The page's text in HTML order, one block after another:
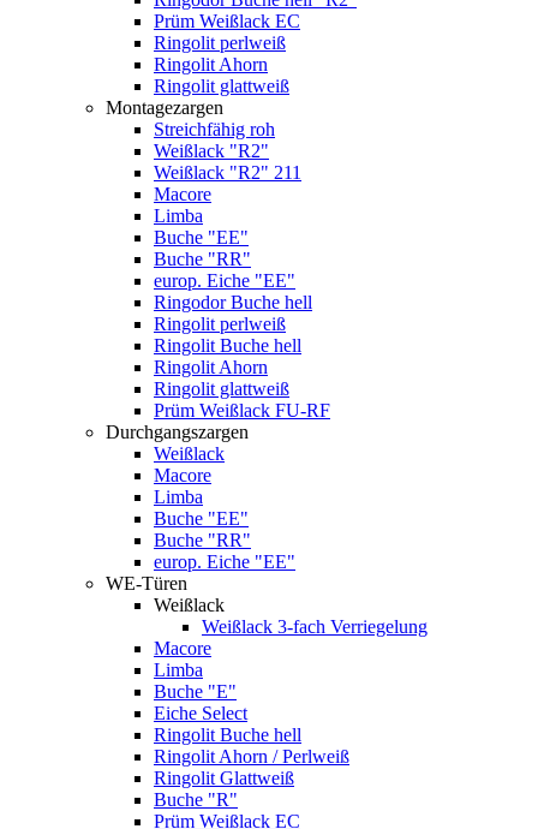
Prüm Weißlack EC
Ringolit perlweiß
Ringolit Ahorn
Ringolit glattweiß
Montagezargen
Streichfähig roh
Weißlack "R2"
Weißlack "R2" 211
Macore
Limba
Buche "EE"
Buche "RR"
europ. Eiche "EE"
Ringodor Buche hell
Ringolit perlweiß
Ringolit Buche hell
Ringolit Ahorn
Ringolit glattweiß
Prüm Weißlack FU-RF
Durchgangszargen
Weißlack
Macore
Limba
Buche "EE"
Buche "RR"
europ. Eiche "EE"
WE-Türen
Weißlack
Weißlack 3-fach Verriegelung
Macore
Limba
Buche "E"
Eiche Select
Ringolit Buche hell
Ringolit Ahorn / Perlweiß
Ringolit Glattweiß
Buche "R"
Prüm Weißlack EC